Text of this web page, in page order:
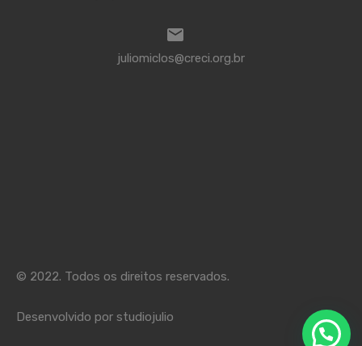
juliomiclos@creci.org.br
© 2022. Todos os direitos reservados.
Desenvolvido por studiojulio